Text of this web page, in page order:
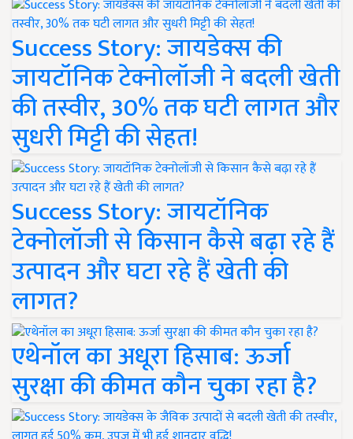
Success Story: जायडेक्स की
जायटॉनिक टेक्नोलॉजी ने बदली खेती
की तस्वीर, 30% तक घटी लागत और
सुधरी मिट्टी की सेहत!
Success Story: जायटॉनिक
टेक्नोलॉजी से किसान कैसे बढ़ा रहे हैं
उत्पादन और घटा रहे हैं खेती की
लागत?
एथेनॉल का अधूरा हिसाब: ऊर्जा
सुरक्षा की कीमत कौन चुका रहा है?